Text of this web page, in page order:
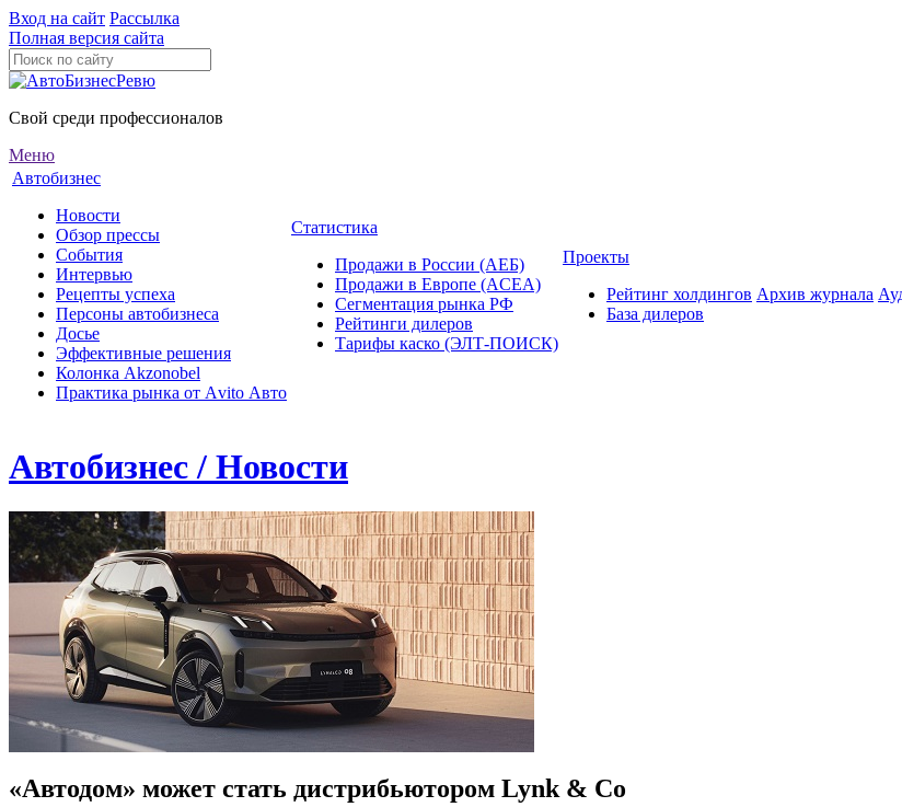
Вход на сайт Рассылка
Полная версия сайта
Свой среди профессионалов
Меню
Автобизнес
Новости
Обзор прессы
События
Интервью
Рецепты успеха
Персоны автобизнеса
Досье
Эффективные решения
Колонка Akzonobel
Практика рынка от Аvito Авто
Статистика
Продажи в России (АЕБ)
Продажи в Европе (ACEA)
Сегментация рынка РФ
Рейтинги дилеров
Тарифы каско (ЭЛТ-ПОИСК)
Проекты
Рейтинг холдингов
База дилеров
Архив журнала
Автобизнес / Новости
«Автодом» может стать дистрибьютором Lynk & Co